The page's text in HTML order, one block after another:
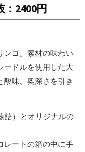
：2400円
ンゴ。素材の味わい
ードルを使用した大
酸味、奥深さを引き
語）とオリジナルの
レートの箱の中に手